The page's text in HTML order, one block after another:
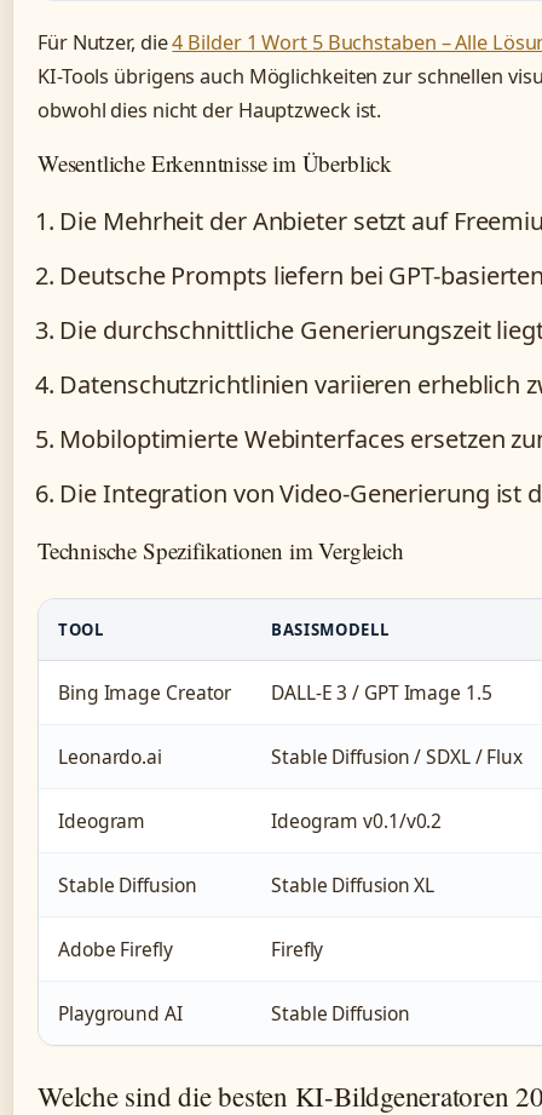
Für Nutzer, die4 Bilder 1 Wort 5 Buchstaben – Alle
KI-Tools übrigens auch Möglichkeiten zur schnellen
obwohl dies nicht der Hauptzweck ist.
Wesentliche Erkenntnisse im Überblick
Die Mehrheit der Anbieter setzt auf
Deutsche Prompts liefern bei GPT-
Die durchschnittliche Generierungszeit
Datenschutzrichtlinien variieren erheblich
Mobiloptimierte Webinterfaces ersetzen
Die Integration von Video-Generierung ist
Technische Spezifikationen im Vergleich
TOOL BASISMODELL
Bing Image Creator DALL-E 3 / GPT Image 1.5
Leonardo.ai Stable Diffusion / SDXL / Flux
Ideogram Ideogram v0.1/v0.2
Stable Diffusion Stable Diffusion XL
Adobe Firefly Firefly
Playground AI Stable Diffusion
Welche sind die besten KI-Bildgeneratoren